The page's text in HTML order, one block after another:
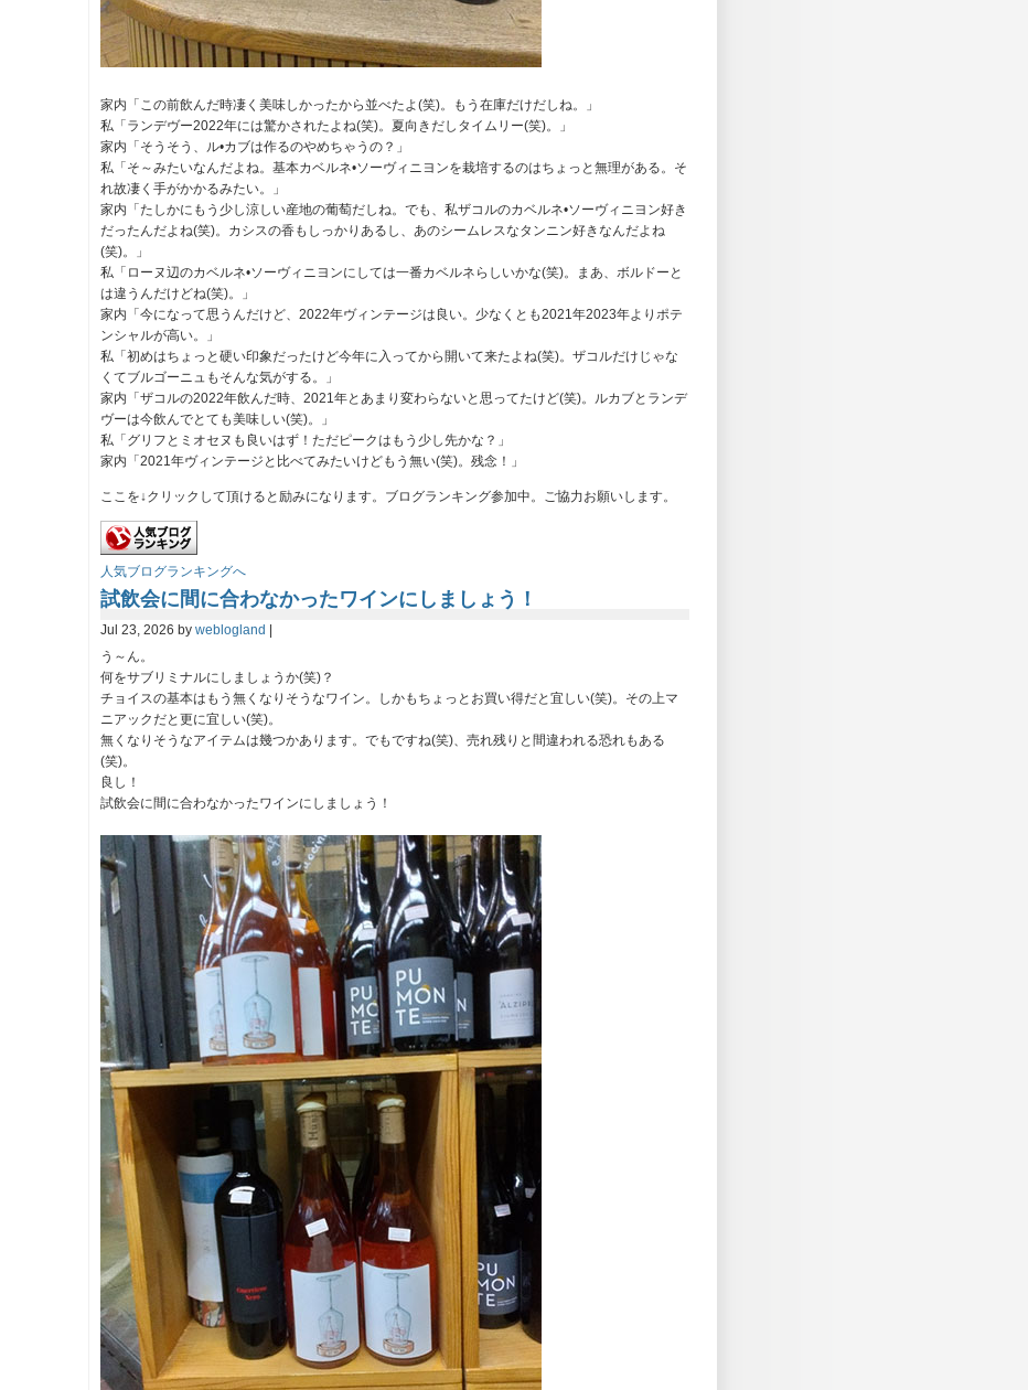
家内「この前飲んだ時凄く美味しかったから並べたよ(笑)。もう在庫だけだしね。」
私「ランデヴー2022年には驚かされたよね(笑)。夏向きだしタイムリー(笑)。」
家内「そうそう、ル•カブは作るのやめちゃうの？」
私「そ～みたいなんだよね。基本カベルネ•ソーヴィニヨンを栽培するのはちょっと無理がある。そ
れ故凄く手がかかるみたい。」
家内「たしかにもう少し涼しい産地の葡萄だしね。でも、私ザコルのカベルネ•ソーヴィニヨン好き
だったんだよね(笑)。カシスの香もしっかりあるし、あのシームレスなタンニン好きなんだよね
(笑)。」
私「ローヌ辺のカベルネ•ソーヴィニヨンにしては一番カベルネらしいかな(笑)。まあ、ボルドーと
は違うんだけどね(笑)。」
家内「今になって思うんだけど、2022年ヴィンテージは良い。少なくとも2021年2023年よりポテ
ンシャルが高い。」
私「初めはちょっと硬い印象だったけど今年に入ってから開いて来たよね(笑)。ザコルだけじゃな
くてブルゴーニュもそんな気がする。」
家内「ザコルの2022年飲んだ時、2021年とあまり変わらないと思ってたけど(笑)。ルカブとランデ
ヴーは今飲んでとても美味しい(笑)。」
私「グリフとミオセヌも良いはず！ただピークはもう少し先かな？」
家内「2021年ヴィンテージと比べてみたいけどもう無い(笑)。残念！」
ここを↓クリックして頂けると励みになります。ブログランキング参加中。ご協力お願いします。
人気ブログランキングへ
試飲会に間に合わなかったワインにしましょう！
Jul 23, 2026 by weblogland |
う～ん。
何をサブリミナルにしましょうか(笑)？
チョイスの基本はもう無くなりそうなワイン。しかもちょっとお買い得だと宜しい(笑)。その上マ
ニアックだと更に宜しい(笑)。
無くなりそうなアイテムは幾つかあります。でもですね(笑)、売れ残りと間違われる恐れもある
(笑)。
良し！
試飲会に間に合わなかったワインにしましょう！